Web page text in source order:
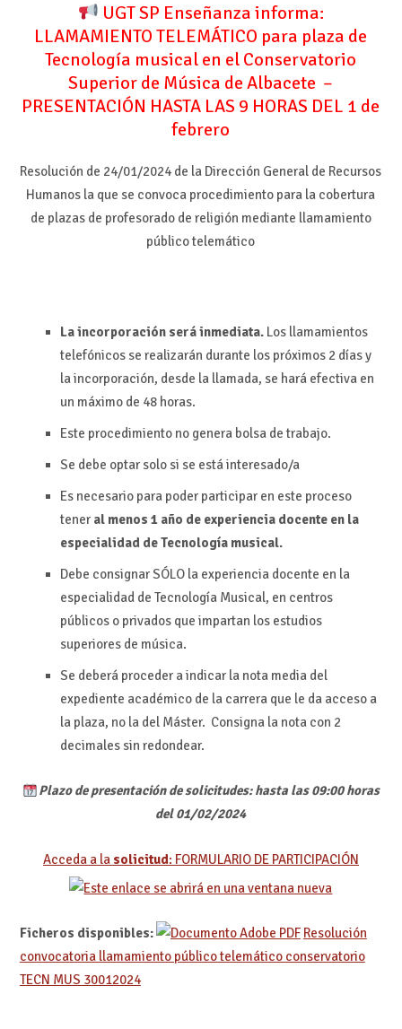
UGT SP Enseñanza informa:
LLAMAMIENTO TELEMÁTICO para plaza de
Tecnología musical en el Conservatorio
Superior de Música de Albacete –
PRESENTACIÓN HASTA LAS 9 HORAS DEL 1 de
febrero
Resolución de 24/01/2024 de la Dirección General de Recursos
Humanos la que se convoca procedimiento para la cobertura
de plazas de profesorado de religión mediante llamamiento
público telemático
La incorporación será inmediata.Los llamamientos
telefónicos se realizarán durante los próximos 2 días y
la incorporación, desde la llamada, se hará efectiva en
un máximo de 48 horas.
Este procedimiento no genera bolsa de trabajo.
Se debe optar solo si se está interesado/a
Es necesario para poder participar en este proceso
tener al menos 1 año de experiencia docente en la
especialidad de Tecnología musical.
Debe consignar SÓLO la experiencia docente en la
especialidad de Tecnología Musical, en centros
públicos o privados que impartan los estudios
superiores de música.
Se deberá proceder a indicar la nota media del
expediente académico de la carrera que le da acceso a
la plaza, no la del Máster. Consigna la nota con 2
decimales sin redondear.
Plazo de presentación de solicitudes: hasta las 09:00 horas
del 01/02/2024
Acceda a la solicitud: FORMULARIO DE PARTICIPACIÓN
Ficheros disponibles:
Resolución
convocatoria llamamiento público telemático conservatorio
TECN MUS 30012024